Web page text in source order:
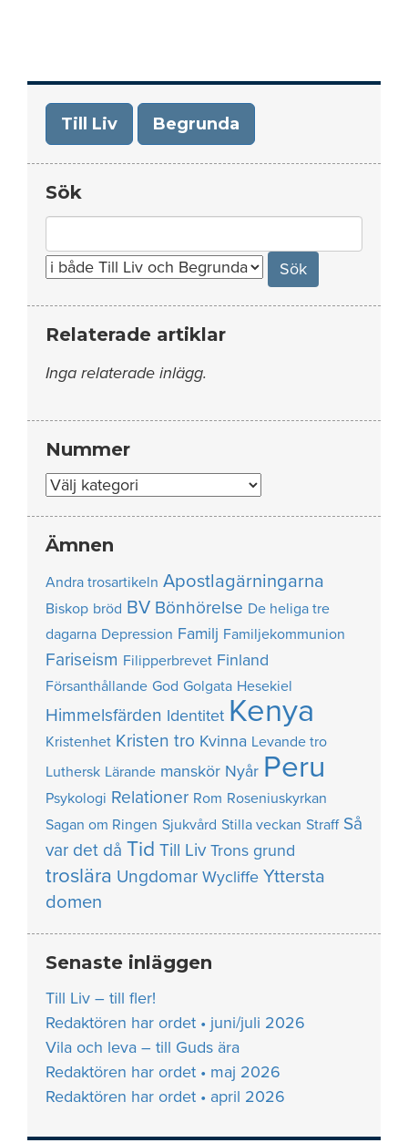
Till Liv Begrunda
Sök
for:
Relaterade artiklar
Inga relaterade inlägg.
Nummer
Nummer
Ämnen
Andra trosartikeln Apostlagärningarna
Biskop bröd BV Bönhörelse De heliga tre
dagarna Depression Familj Familjekommunion
Fariseism Filipperbrevet Finland
Försanthållande God Golgata Hesekiel
Himmelsfärden Identitet Kenya
Kristenhet Kristen tro Kvinna Levande tro
Luthersk Lärande manskör Nyår Peru
Psykologi Relationer Rom Roseniuskyrkan
Sagan om Ringen Sjukvård Stilla veckan Straff Så
var det då Tid Till Liv Trons grund
troslära Ungdomar Wycliffe Yttersta
domen
Senaste inläggen
Till Liv – till fler!
Redaktören har ordet • juni/juli 2026
Vila och leva – till Guds ära
Redaktören har ordet • maj 2026
Redaktören har ordet • april 2026